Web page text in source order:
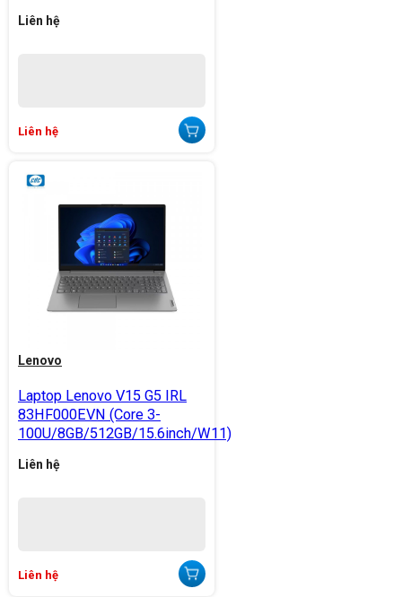
Liên hệ
Liên hệ
Lenovo
Laptop Lenovo V15 G5 IRL
83HF000EVN (Core 3-
100U/8GB/512GB/15.6inch/W11)
Liên hệ
Liên hệ